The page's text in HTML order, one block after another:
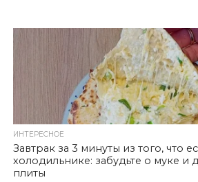
ИНТЕРЕСНОЕ
Завтрак за 3 минуты из того, что
холодильнике: забудьте о муке и
плиты